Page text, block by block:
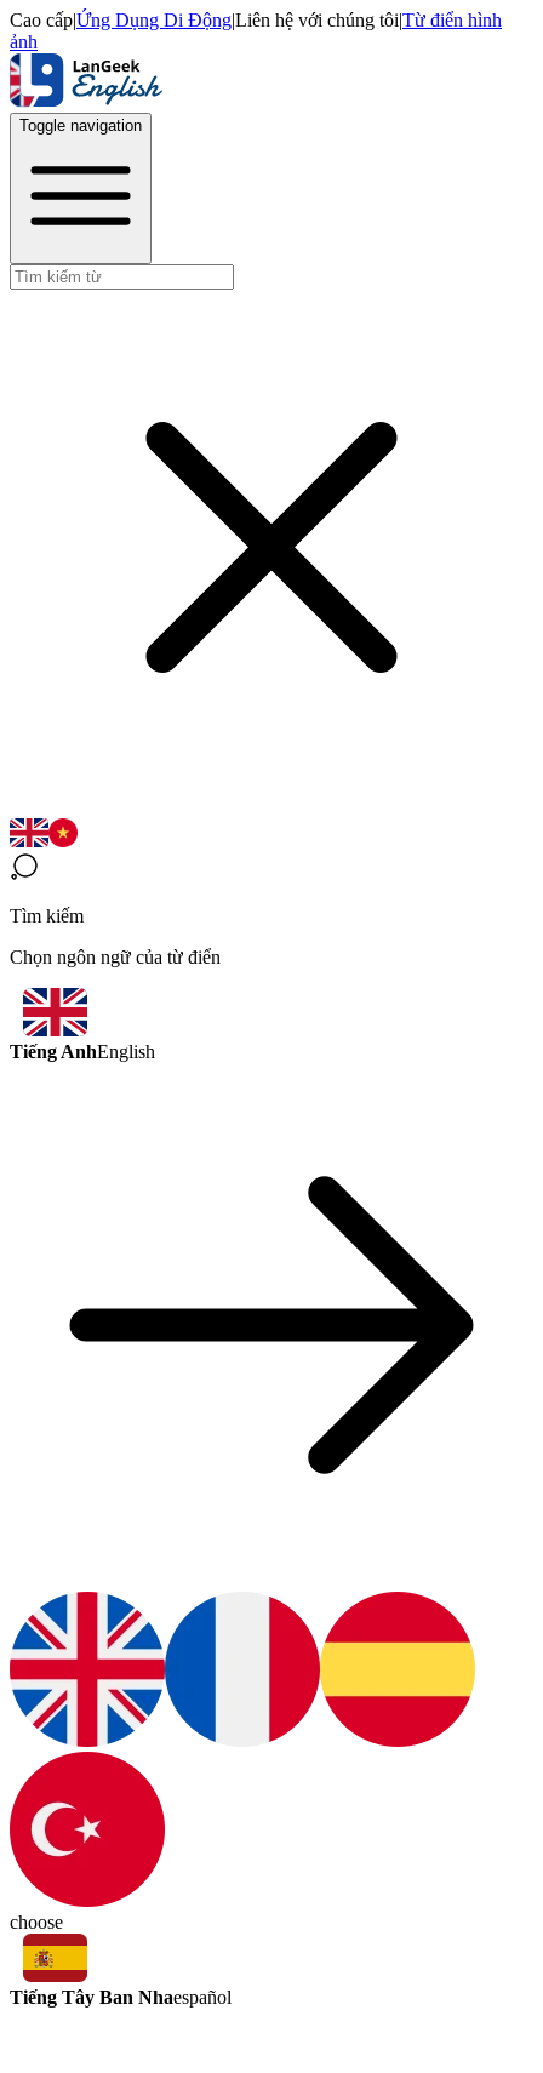
Cao cấp|Ứng Dụng Di Động|Liên hệ với chúng tôi|Từ điển hình
ảnh
Toggle navigation
Tìm kiếm
Chọn ngôn ngữ của từ điển
Tiếng AnhEnglish
choose
Tiếng Tây Ban Nhaespañol